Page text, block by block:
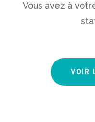
Vous avez à
VOIR